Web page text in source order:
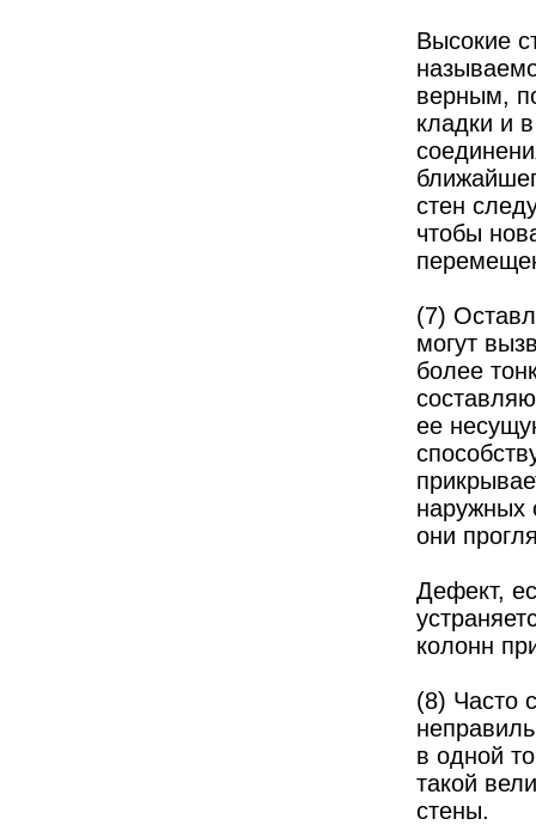
Высокие
верным,
кладки и
стен
чтобы
(7)
могут
более
ее
наружных
они
Дефект,
колонн
(8) Часто
в одной
такой
стены.